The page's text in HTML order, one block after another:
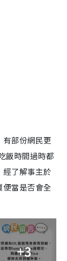
有部份網民更
飯時間過時都
了解事主於
當是否會全
+3